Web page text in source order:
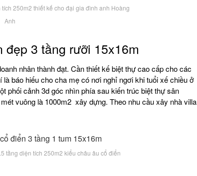
250m2 thiết kế cho đại gia đình anh Hoàng
Anh
3 tầng rưỡi 15x16m
nhân thành đạt. Cần thiết kế biệt thự cao cấp cho các
báo hiếu cho cha mẹ có nơi nghỉ ngơi khi tuổi xế chiều ở
phối cảnh 3d góc nhìn phía sau kiến trúc biệt thự sân
vuông là 1000m2 xây dựng. Theo nhu cầu xây nhà villa
tầng diện tích 250m2 kiểu châu âu cổ điển